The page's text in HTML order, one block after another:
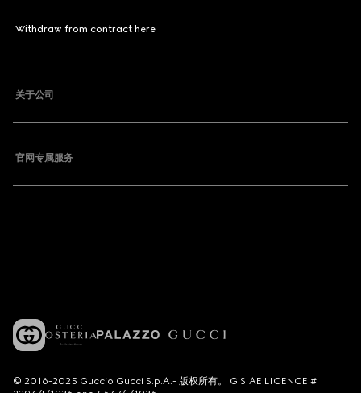
Withdraw from contract here
关于公司
官网专属服务
© 2016-2025 Guccio Gucci S.p.A.- 版权所有。 G SIAE LICENCE #